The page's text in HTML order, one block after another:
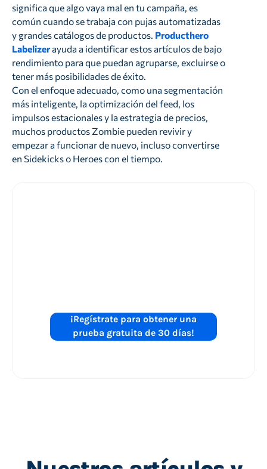
significa que algo vaya mal en tu campaña, es
común cuando se trabaja con pujas automatizadas
y grandes catálogos de productos. Producthero
Labelizerayuda a identificar estos artículos de bajo
rendimiento para que puedan agruparse, excluirse o
tener más posibilidades de éxito.
Con el enfoque adecuado, como una segmentación
más inteligente, la optimización del feed, los
impulsos estacionales y la estrategia de precios,
muchos productos Zombie pueden revivir y
empezar a funcionar de nuevo, incluso convertirse
en Sidekicks o Heroes con el tiempo.
¡Regístrate para obtener una
prueba gratuita de 30 días!